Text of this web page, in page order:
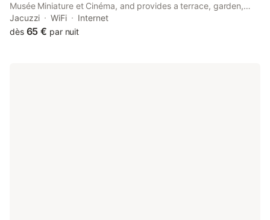
Musée Miniature et Cinéma, and provides a terrace, garden,
and free WiFi. A hot tub is available for guests, along with a spa
centre.
Jacuzzi WiFi
Internet
dès 65 € par nuit